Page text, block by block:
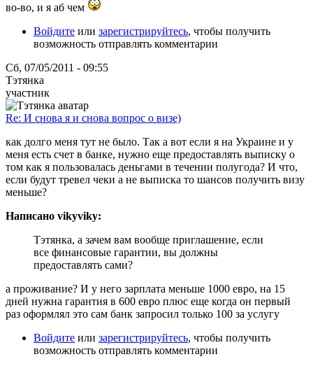
во-во, и я аб чем
Войдите или зарегистрируйтесь, чтобы получить
возможность отправлять комментарии
Сб, 07/05/2011 - 09:55
Тэтянка
участник
Re: И снова я и снова вопрос о визе)
как долго меня тут не было. Так а вот если я на Украине и у
меня есть счет в банке, нужно еще предоставлять выписку о
том как я пользовалась деньгами в течении полугода? И что,
если будут тревел чеки а не выписка то шансов получить визу
меньше?
Написано vikyviky:
Тэтянка, а зачем вам вообще приглашение, если
все финансовые гарантии, вы должны
предоставлять сами?
а проживание? И у него зарплата меньше 1000 евро, на 15
дней нужна гарантия в 600 евро плюс еще когда он первый
раз оформлял это сам банк запросил только 100 за услугу
Войдите или зарегистрируйтесь, чтобы получить
возможность отправлять комментарии